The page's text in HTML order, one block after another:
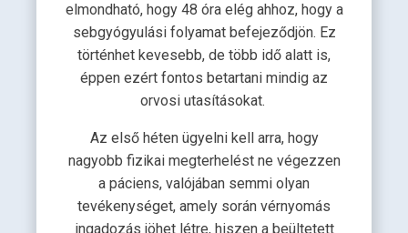
elmondható, hogy 48 óra elég ahhoz, hogy a
sebgyógyulási folyamat befejeződjön. Ez
történhet kevesebb, de több idő alatt is,
éppen ezért fontos betartani mindig az
orvosi utasításokat.
Az első héten ügyelni kell arra, hogy
nagyobb fizikai megterhelést ne végezzen
a páciens, valójában semmi olyan
tevékenységet, amely során vérnyomás
ingadozás jöhet létre, hiszen a beültetett